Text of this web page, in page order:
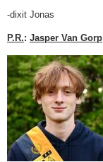
-dixit Jonas
P.R.: Jasper Van Gorp